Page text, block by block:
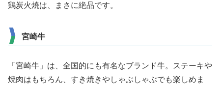
鶏炭火焼は、まさに絶品です。
宮崎牛
「宮崎牛」は、全国的にも有名なブランド牛。ステーキや
焼肉はもちろん、すき焼きやしゃぶしゃぶでも楽しめま